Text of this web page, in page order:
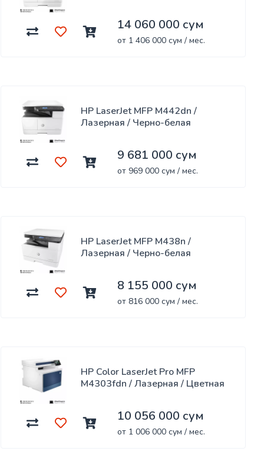
14 060 000 сум
от 1 406 000 сум / мес.
HP LaserJet MFP M442dn /
Лазерная / Черно-белая
9 681 000 сум
от 969 000 сум / мес.
HP LaserJet MFP M438n /
Лазерная / Черно-белая
8 155 000 сум
от 816 000 сум / мес.
HP Color LaserJet Pro MFP
M4303fdn / Лазерная / Цветная
10 056 000 сум
от 1 006 000 сум / мес.